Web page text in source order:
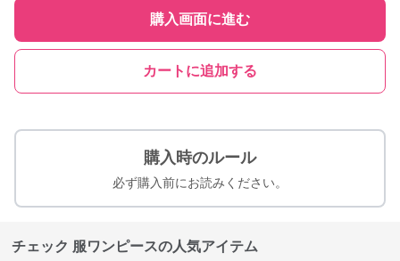
購入画面に進む
カートに追加する
購入時のルール
必ず購入前にお読みください。
チェック 服ワンピースの人気アイテム